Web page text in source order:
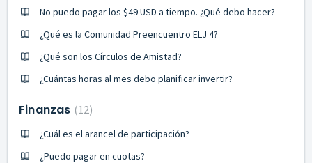
No puedo pagar los $49 USD a tiempo. ¿Qué debo hacer?
¿Qué es la Comunidad Preencuentro ELJ 4?
¿Qué son los Círculos de Amistad?
¿Cuántas horas al mes debo planificar invertir?
Finanzas 12
¿Cuál es el arancel de participación?
¿Puedo pagar en cuotas?